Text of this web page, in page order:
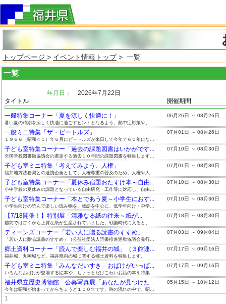
トップページ > イベント情報トップ> 一覧
一覧
年月日：
2026年7月22日
タイトル
開催期間
一般特集コーナー「夏を涼しく快適に！」 06月26日 ～ 08月26日
暑い夏の時期を涼しく快適に過ごすヒントとなるよう、熱中症対策や、...
一般ミニ特集「ザ・ビートルズ」 07月01日 ～ 08月26日
１９６６（昭和４１）年６月にビートルズが来日して今年で６０年にな...
子ども室特集コーナー「過去の課題図書はいかがです... 07月10日 ～ 08月30日
全国学校図書館協議会の選定する過去１０年間の課題図書を特集します...
子ども室ミニ特集「考えてみよう、人権」 07月01日 ～ 08月30日
福井地方法務局との連携企画として、人権尊重の普及のため、人権や人...
子ども室特集コーナー「夏休み宿題おたすけ本～自由... 07月10日 ～ 08月30日
小中学校の夏休みの課題となっている自由研究・工作等に対応し、自由...
子ども室特集コーナー「本とであう夏～小学生におす... 07月10日 ～ 08月30日
小学生向けの読んで楽しい読み物を、物語を中心に、低学年向け・中学...
【7/18開催！】特別展「清雅なる紙の往来～紙が... 07月18日 ～ 08月30日
越前では古くから上質な紙が生産されていました。戦国時代に入ると、...
ティーンズコーナー「若い人に贈る読書のすすめ」 07月03日 ～ 09月04日
「若い人に贈る読書のすすめ」（公益社団法人読書推進運動協議会発行...
郷土資料コーナー「読んで楽しむ福井の城」（３館連... 07月17日 ～ 09月16日
福井城、丸岡城など、福井県内の城に関する郷土資料を特集します。
子ども室ミニ特集「みんなだいすき おばけがいっぱ... 07月17日 ～ 09月16日
いろんなおばけが登場する絵本や、ちょっとだけこわいお話の本を特集...
福井県立歴史博物館 公募写真展「あなたが見つけた... 05月15日 ～ 10月12日
今年は昭和が始まってからちょうど１００年です。時の流れの中で、昭...
1